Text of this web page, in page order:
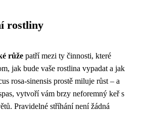
rostliny
růže patří mezi ty činnosti, které
jak bude vaše rostlina vypadat a jak
rosa-sinensis prostě miluje růst – a
vytvoří vám brzy neforemný keř s
Pravidelné stříhání není žádná